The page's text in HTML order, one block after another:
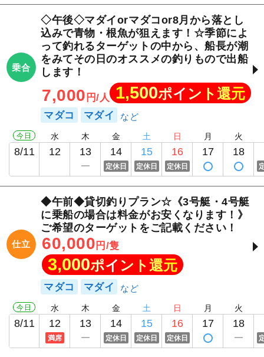
乗合
◇午後◇マダイorマダコor8月から落とし
込みで青物・根魚が狙えます！☆季節によ
って釣れるターゲットの中から、船長が潮
をみてその日のオススメの釣りもので出船
します！
7,000 円/人 1,500ポイント還元
マダコ マダイ
今日
8/11
水
12
木
13
金
14
定休日
土
15
定休日
日
16
定休日
月
17
火
18
仕立
◆午前◆貸切釣りプラン☆《3号艇・4号艇
に乗船の場合は料金がお安くなります！》
ご希望のターゲットをご記載ください！
60,000 円/隻
3,000ポイント還元
マダコ マダイ
今日
8/11
水
12
満席
木
13
金
14
定休日
土
15
定休日
日
16
定休日
月
17
火
18